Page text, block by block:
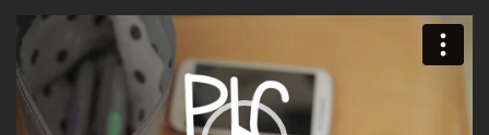
Lecteur
vidéo